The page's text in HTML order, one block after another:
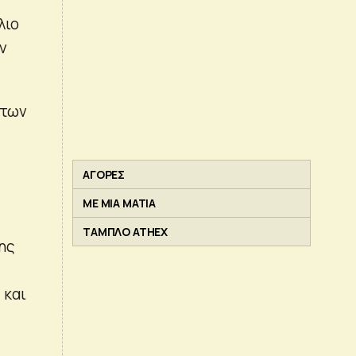
ΑΓΟΡΕΣ
ΜΕ ΜΙΑ ΜΑΤΙΑ
ΤΑΜΠΛΟ ATHEX